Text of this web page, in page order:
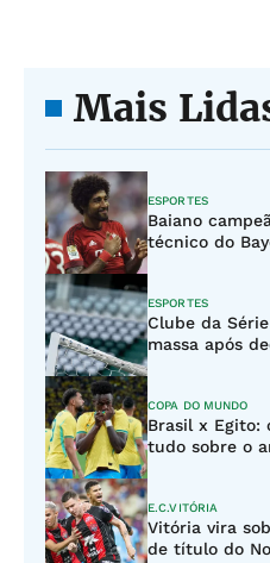
Mais
ESPORTES
Baiano
técnico do
ESPORTES
Clube da
massa após
COPA DO MUNDO
Brasil x Egito:
tudo sobre o
E.C.VITÓRIA
Vitória vira
de título do